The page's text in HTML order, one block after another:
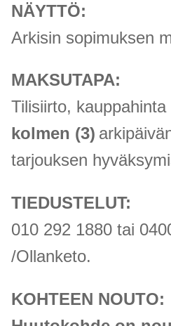
NÄYTTÖ:
Arkisin sopimuksen
MAKSUTAPA:
Tilisiirto,
kolmen (3)
tarjouksen
TIEDUSTELUT:
010 292 1880 tai
/Ollanketo.
KOHTEEN NOUTO: